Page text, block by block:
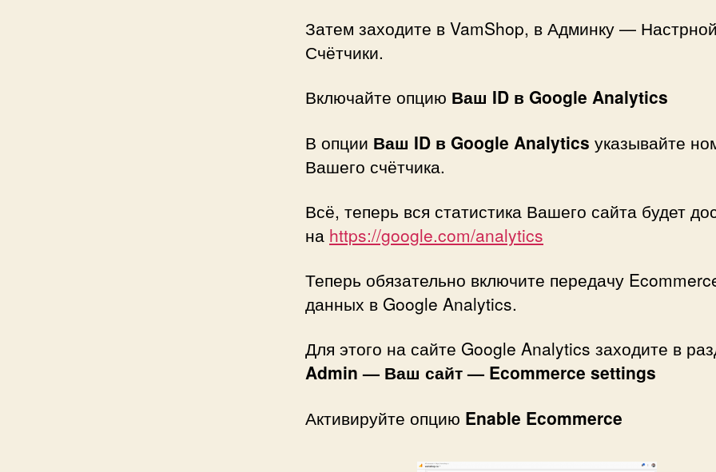
Затем заходите в VamShop, в Админку —
Счётчики.
Включайте опцию Ваш ID в Google Analytics
В опции Ваш ID в Google Analytics указывайте
Вашего счётчика.
Всё, теперь вся статистика Вашего сайта будет
на https://google.com/analytics
Теперь обязательно включите передачу
данных в Google Analytics.
Для этого на сайте Google Analytics заходите в
Admin — Ваш сайт — Ecommerce settings
Активируйте опцию Enable Ecommerce